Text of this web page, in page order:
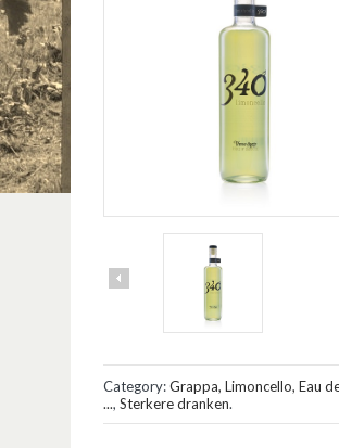
Category:Grappa, Limoncello, Eau
..., Sterkere dranken.